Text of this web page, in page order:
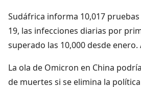
Sudáfrica informa 10,017
19, las infecciones diarias por
superado las 10,000 desde enero.
La ola de Omicron en China
de muertes si se elimina la política